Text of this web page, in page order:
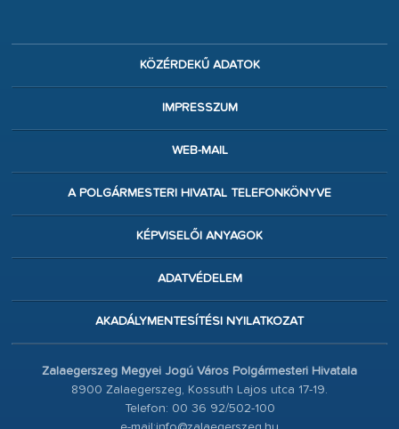
KÖZÉRDEKŰ ADATOK
IMPRESSZUM
WEB-MAIL
A POLGÁRMESTERI HIVATAL TELEFONKÖNYVE
KÉPVISELŐI ANYAGOK
ADATVÉDELEM
AKADÁLYMENTESÍTÉSI NYILATKOZAT
Zalaegerszeg Megyei Jogú Város Polgármesteri Hivatala
8900 Zalaegerszeg, Kossuth Lajos utca 17-19.
Telefon: 00 36 92/502-100